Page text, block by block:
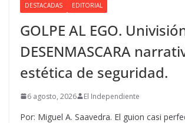
DESTACADAS EDITORIAL
GOLPE AL EGO.
DESENMASCARA
estética de seguridad.
6 agosto, 2026 El Independiente
Por: Miguel A. Saavedra. El guion casi